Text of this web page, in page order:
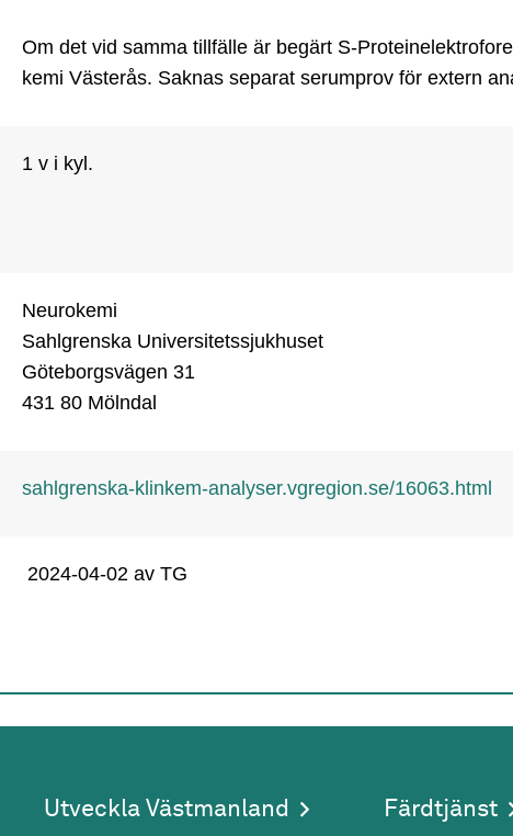
Om det vid samma tillfälle är begärt S-
kemi Västerås. Saknas separat serumprov för extern
1 v i kyl.
Neurokemi
Sahlgrenska Universitetssjukhuset
Göteborgsvägen 31
431 80 Mölndal
sahlgrenska-klinkem-analyser.vgregion.se/16063.html
2024-04-02 av TG
Utveckla Västmanland Färdtjänst